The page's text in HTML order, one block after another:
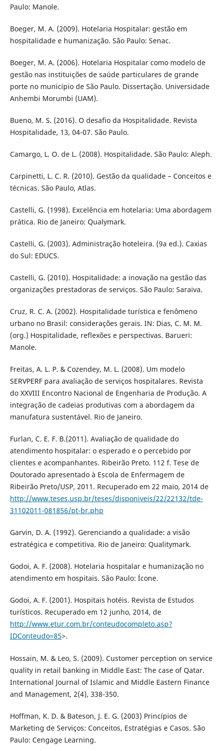
Paulo: Manole.
Boeger, M. A. (2009). Hotelaria Hospitalar: gestão em
hospitalidade e humanização. São Paulo: Senac.
Boeger, M. A. (2006). Hotelaria Hospitalar como modelo de
gestão nas instituições de saúde particulares de grande
porte no município de São Paulo. Dissertação. Universidade
Anhembi Morumbi (UAM).
Bueno, M. S. (2016). O desafio da Hospitalidade. Revista
Hospitalidade, 13, 04-07. São Paulo.
Camargo, L. O. de L. (2008). Hospitalidade. São Paulo: Aleph.
Carpinetti, L. C. R. (2010). Gestão da qualidade – Conceitos e
técnicas. São Paulo, Atlas.
Castelli, G. (1998). Excelência em hotelaria: Uma abordagem
prática. Rio de Janeiro: Qualymark.
Castelli, G. (2003). Administração hoteleira. (9a ed.). Caxias
do Sul: EDUCS.
Castelli, G. (2010). Hospitalidade: a inovação na gestão das
organizações prestadoras de serviços. São Paulo: Saraiva.
Cruz, R. C. A. (2002). Hospitalidade turística e fenômeno
urbano no Brasil: considerações gerais. IN: Dias, C. M. M.
(org.) Hospitalidade, reflexões e perspectivas. Barueri:
Manole.
Freitas, A. L. P. & Cozendey, M. L. (2008). Um modelo
SERVPERF para avaliação de serviços hospitalares. Revista
do XXVIII Encontro Nacional de Engenharia de Produção. A
integração de cadeias produtivas com a abordagem da
manufatura sustentável. Rio de Janeiro.
Furlan, C. E. F. B.(2011). Avaliação de qualidade do
atendimento hospitalar: o esperado e o percebido por
clientes e acompanhantes. Ribeirão Preto. 112 f. Tese de
Doutorado apresentado à Escola de Enfermagem de
Ribeirão Preto/USP, 2011. Recuperado em 22 maio, 2014 de
http://www.teses.usp.br/teses/disponiveis/22/22132/tde-
31102011-081856/pt-br.php
Garvin, D. A. (1992). Gerenciando a qualidade: a visão
estratégica e competitiva. Rio de Janeiro: Qualitymark.
Godoi, A. F. (2008). Hotelaria hospitalar e humanização no
atendimento em hospitais. São Paulo: Ícone.
Godoi, A. F. (2001). Hospitais hotéis. Revista de Estudos
turísticos. Recuperado em 12 junho, 2014, de
http://www.etur.com.br/conteudocompleto.asp?
IDConteudo=85>.
Hossain, M. & Leo, S. (2009). Customer perception on service
quality in retail banking in Middle East: The case of Qatar.
International Journal of Islamic and Middle Eastern Finance
and Management, 2(4), 338-350.
Hoffman, K. D. & Bateson, J. E. G. (2003) Princípios de
Marketing de Serviços: Conceitos, Estratégias e Casos. São
Paulo: Cengage Learning.